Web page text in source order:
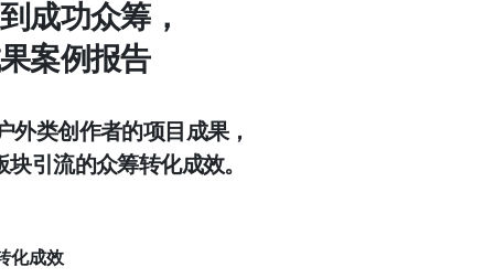
成功众筹，
案例报告
外类创作者的项目成果，
引流的众筹转化成效。
化成效